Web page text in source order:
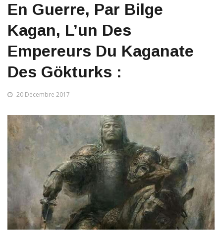
En Guerre, Par Bilge
Kagan, L’un Des
Empereurs Du Kaganate
Des Gökturks :
20 Décembre 2017